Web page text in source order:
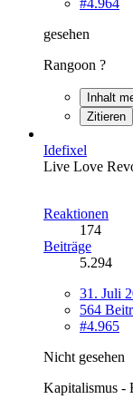
gesehen
Rangoon ?
Inhalt
Zitieren
Idefixel
Live Love
Reaktionen
174
Beiträge
5.294
31. Juli
564
#4.965
Nicht gesehen
Kapitalismus -